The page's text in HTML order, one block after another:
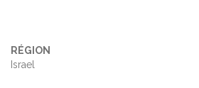
RÉGION
Israel